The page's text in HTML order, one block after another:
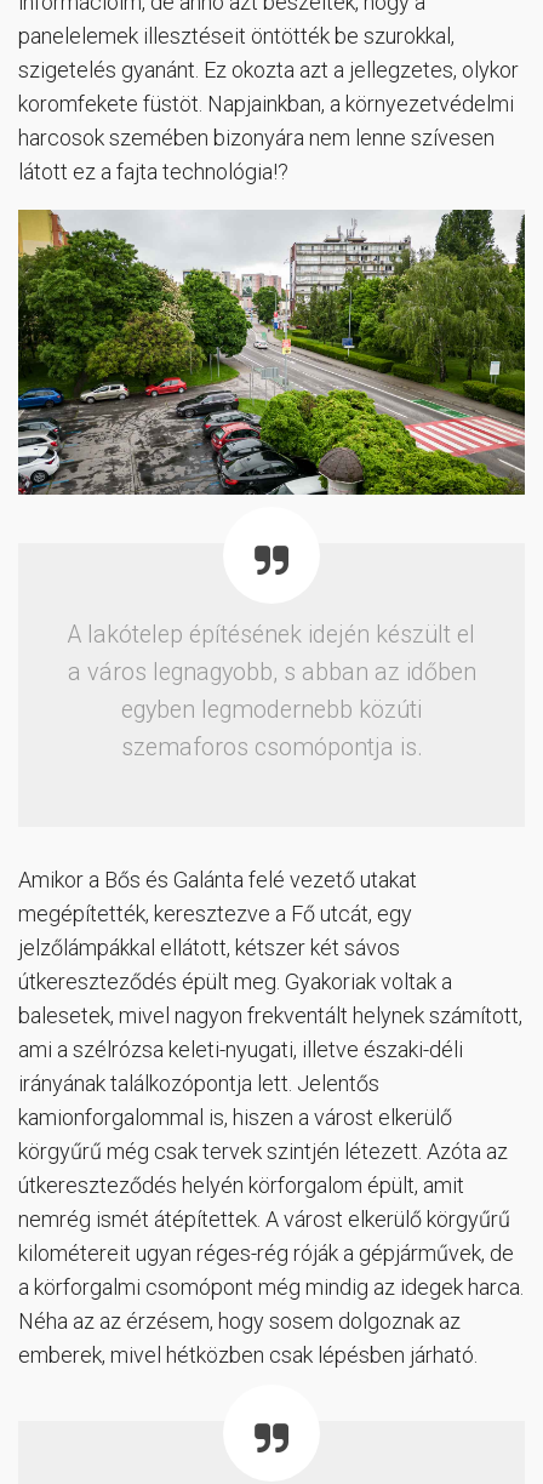
panelelemek illesztéseit öntötték be szurokkal,
szigetelés gyanánt. Ez okozta azt a jellegzetes, olykor
koromfekete füstöt. Napjainkban, a környezetvédelmi
harcosok szemében bizonyára nem lenne szívesen
látott ez a fajta technológia!?
A lakótelep építésének idején készült el
a város legnagyobb, s abban az időben
egyben legmodernebb közúti
szemaforos csomópontja is.
Amikor a Bős és Galánta felé vezető utakat
megépítették, keresztezve a Fő utcát, egy
jelzőlámpákkal ellátott, kétszer két sávos
útkereszteződés épült meg. Gyakoriak voltak a
balesetek, mivel nagyon frekventált helynek számított,
ami a szélrózsa keleti-nyugati, illetve északi-déli
irányának találkozópontja lett. Jelentős
kamionforgalommal is, hiszen a várost elkerülő
körgyűrű még csak tervek szintjén létezett. Azóta az
útkereszteződés helyén körforgalom épült, amit
nemrég ismét átépítettek. A várost elkerülő körgyűrű
kilométereit ugyan réges-rég róják a gépjárművek, de
a körforgalmi csomópont még mindig az idegek harca.
Néha az az érzésem, hogy sosem dolgoznak az
emberek, mivel hétközben csak lépésben járható.